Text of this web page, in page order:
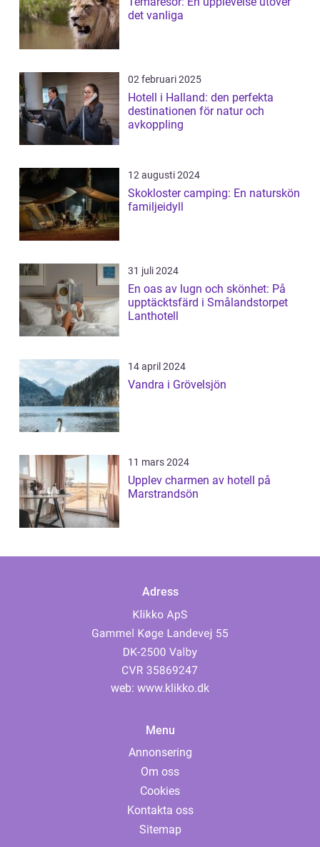
det vanliga
02 februari 2025
Hotell i Halland: den perfekta
destinationen för natur och
avkoppling
12 augusti 2024
Skokloster camping: En naturskön
familjeidyll
31 juli 2024
En oas av lugn och skönhet: På
upptäcktsfärd i Smålandstorpet
Lanthotell
14 april 2024
Vandra i Grövelsjön
11 mars 2024
Upplev charmen av hotell på
Marstrandsön
Adress
web: www.klikko.dk
Menu
Annonsering
Om oss
Cookies
Kontakta oss
Sitemap